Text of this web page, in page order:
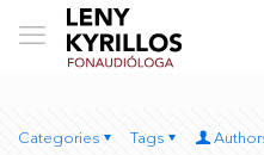
Categories Tags